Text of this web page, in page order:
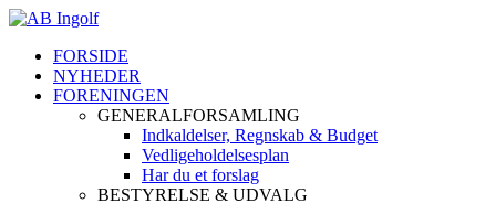
FORSIDE
NYHEDER
FORENINGEN
GENERALFORSAMLING
Indkaldelser, Regnskab & Budget
Vedligeholdelsesplan
Har du et forslag
BESTYRELSE & UDVALG